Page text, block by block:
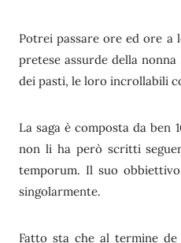
Potrei passare ore ed ore a
pretese assurde della
dei pasti, le loro incrollabili
La saga è composta da ben
non li ha però scritti
temporum. Il suo
singolarmente.
Fatto sta che al termine